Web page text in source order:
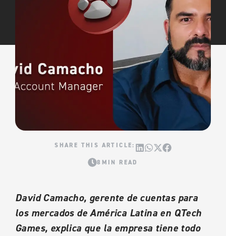
8MIN READ
David Camacho, gerente de cuentas para
los mercados de América Latina en QTech
Games, explica que la empresa tiene todo